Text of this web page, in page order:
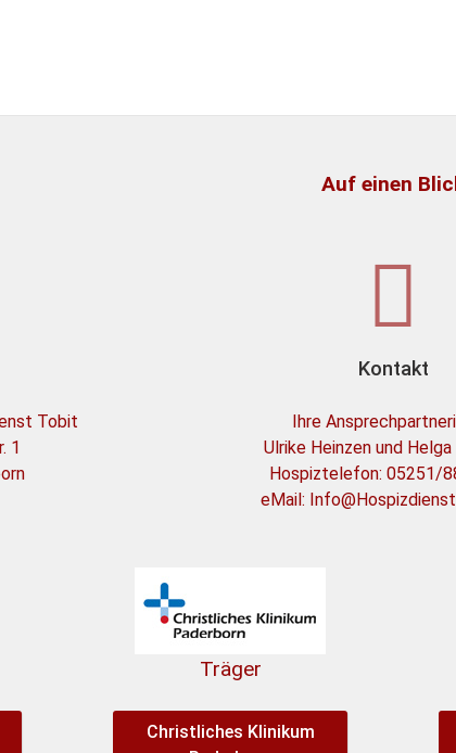
Auf einen
Tobit
1
Kontakt
Ihre
Ulrike Heinzen und
Hospiztelefon: 05251/
eMail:
Träger
Christliches Klinikum